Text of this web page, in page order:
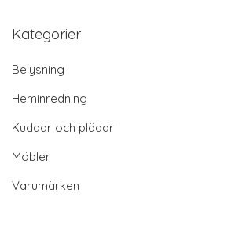
Kategorier
Belysning
Heminredning
Kuddar och plädar
Möbler
Varumärken